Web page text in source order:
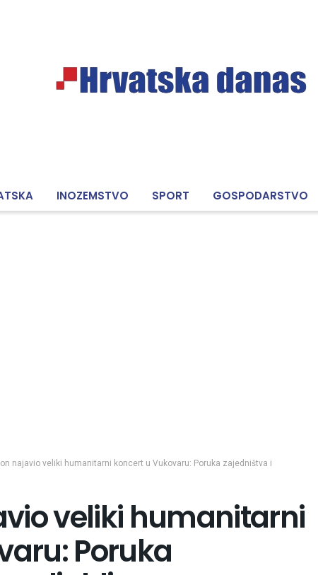
INOZEMSTVO SPORT GOSPODARSTVO
najavio veliki humanitarni koncert u Vukovaru: Poruka zajedništva i
veliki humanitarni
Poruka